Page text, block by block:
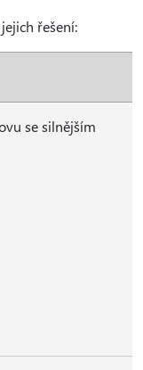
řešení:
se silnějším